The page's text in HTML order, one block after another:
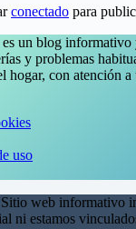
conectado para
un blog informativo
y problemas
hogar, con atención
uso
web informativo
ni estamos